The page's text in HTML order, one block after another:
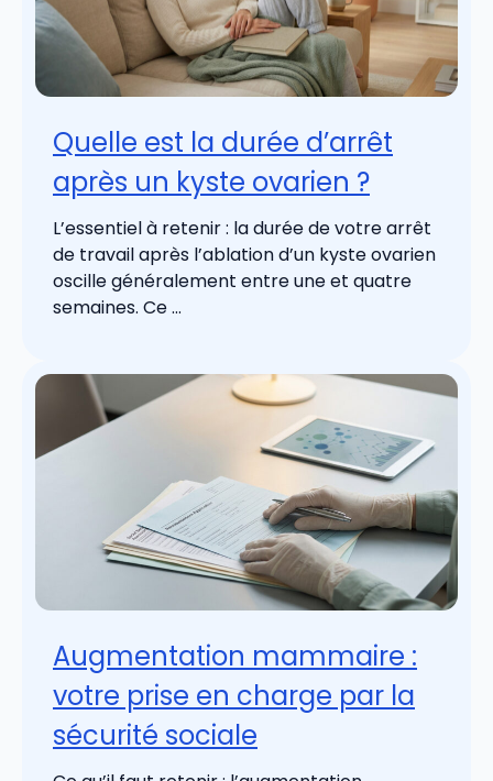
Quelle est la durée d’arrêt
après un kyste ovarien ?
L’essentiel à retenir : la durée de votre arrêt
de travail après l’ablation d’un kyste ovarien
oscille généralement entre une et quatre
semaines. Ce ...
Augmentation mammaire :
votre prise en charge par la
sécurité sociale